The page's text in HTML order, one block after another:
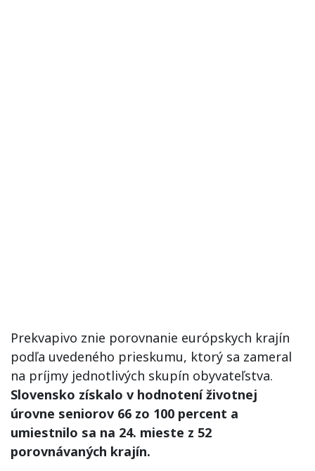
Prekvapivo znie porovnanie európskych krajín
podľa uvedeného prieskumu, ktorý sa zameral
na príjmy jednotlivých skupín obyvateľstva.
Slovensko získalo v hodnotení životnej
úrovne seniorov 66 zo 100 percent a
umiestnilo sa na 24. mieste z 52
porovnávaných krajín.